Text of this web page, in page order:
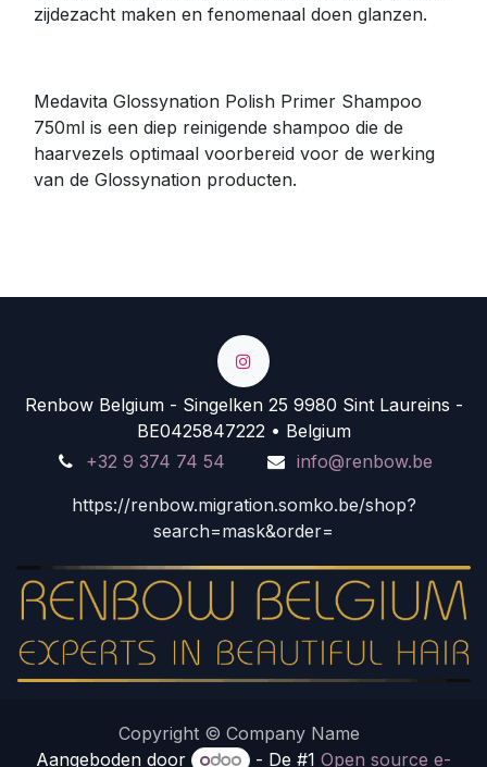
zijdezacht maken en fenomenaal doen glanzen.
Medavita Glossynation Polish Primer Shampoo
750ml is een diep reinigende shampoo die de
haarvezels optimaal voorbereid voor de werking
van de Glossynation producten.
Renbow Belgium - Singelken 25 9980 Sint Laureins -
BE0425847222 • Belgium
+32 9 374 74 54
info@renbow.be
https://renbow.migration.somko.be/shop?
search=mask&order=
Copyright © Company Name
Aangeboden door
- De #1Open source e-